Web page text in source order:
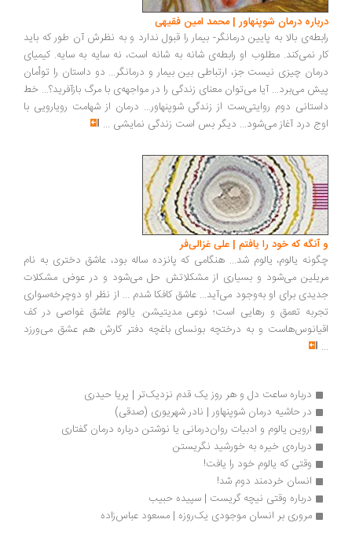
درباره درمان شوپنهاور | محمد امین فقیهی
رابطه‌ی بالا به پایین درمانگر- بیمار را قبول ندارد و به نظرش آن طور که باید
کار نمی‌کند. مطلوب او رابطه‌ی شانه به شانه است، نه سایه به سایه. کیمیای
درمان چیزی نیست جز، ارتباطی بین بیمار و درمانگر... دو داستان را توأمان
پیش می‌برد... آیا می‌توان معنای زندگی را در مواجهه‌ی با مرگ بازآفرید؟... خط
داستانی دوم روایتی‌ست از زندگی شوپنهاور... درمان از شهامت رویارویی با
اوج درد آغاز می‌شود... دیگر بس است زندگی نمایشی ...
و آنگه که خود را یافتم | علی غزالی‌فر
چگونه یالوم، یالوم شد... هنگامی که پانزده ساله بود، عاشق دختری به نام
مریلین می‌شود و بسیاری از مشکلاتش حل می‌شود و در عوض مشکلات
جدیدی برای او به‌وجود می‌آید... عاشق کافکا شدم ... از نظر او دوچرخه‌سواری
تجربه تعمق و رهایی است؛ نوعی مدیتیشن. یالوم عاشق غواصی در کف
اقیانوس‌هاست و به درختچه بونسای باغچه دفتر کارش هم عشق می‌ورزد
...
درباره ساعت دل و هر روز یک قدم نزدیک‌تر | پریا حیدری
در حاشیه درمان شوپنهاور | نادر شهریوری (صدقی)
اروین یالوم و ادبیات روان‌درمانی یا نوشتن درباره درمان گفتاری
درباره‌ی خیره به خورشید نگریستن
وقتی که یالوم خود را یافت!
انسان خردمند دوم شد!
درباره وقتی نیچه گریست | سپیده حبیب
مروری بر انسان موجودی یک‌روزه | مسعود عباس‌زاده